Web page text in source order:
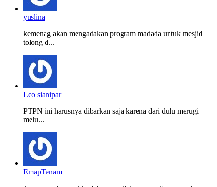
yuslina
kemenag akan mengadakan program madada untuk mesjid
tolong d...
Leo sianipar
PTPN ini harusnya dibarkan saja karena dari dulu merugi
melu...
EmapTenam